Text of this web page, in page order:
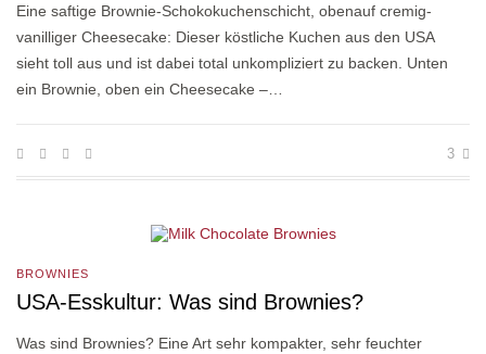
Eine saftige Brownie-Schokokuchenschicht, obenauf cremig-
vanilliger Cheesecake: Dieser köstliche Kuchen aus den USA
sieht toll aus und ist dabei total unkompliziert zu backen. Unten
ein Brownie, oben ein Cheesecake –…
3
BROWNIES
USA-Esskultur: Was sind Brownies?
Was sind Brownies? Eine Art sehr kompakter, sehr feuchter